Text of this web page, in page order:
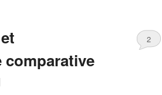
comparative
2